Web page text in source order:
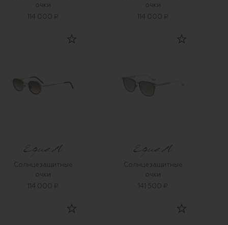
очки
114 000 ₽
очки
114 000 ₽
Солнцезащитные
очки
114 000 ₽
Солнцезащитные
очки
141 500 ₽